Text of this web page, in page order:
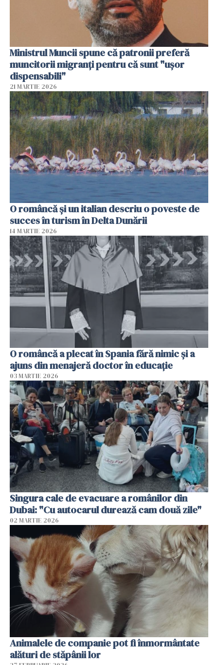
Ministrul Muncii spune că patronii preferă
muncitorii migranți pentru că sunt "uşor
dispensabili"
21 MARTIE 2026
O româncă și un italian descriu o poveste de
succes în turism în Delta Dunării
14 MARTIE 2026
O româncă a plecat în Spania fără nimic și a
ajuns din menajeră doctor în educație
03 MARTIE 2026
Singura cale de evacuare a românilor din
Dubai: "Cu autocarul durează cam două zile"
02 MARTIE 2026
Animalele de companie pot fi înmormântate
alături de stăpânii lor